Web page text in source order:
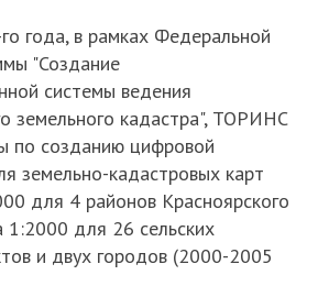
года, в рамках Федеральной
"Создание
системы ведения
земельного кадастра", ТОРИНС
по созданию цифровой
земельно-кадастровых карт
для 4 районов Красноярского
1:2000 для 26 сельских
и двух городов (2000-2005